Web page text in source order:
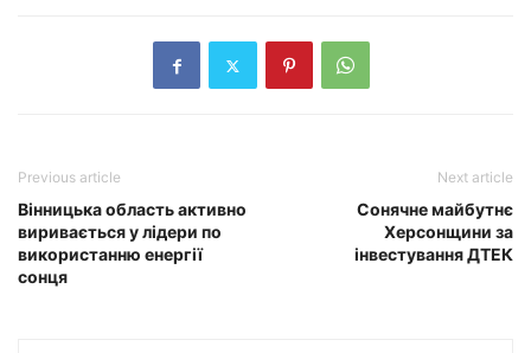
Previous article
Вінницька область активно
виривається у лідери по
використанню енергії
сонця
Next article
Сонячне майбутнє
Херсонщини за
інвестування ДТЕК